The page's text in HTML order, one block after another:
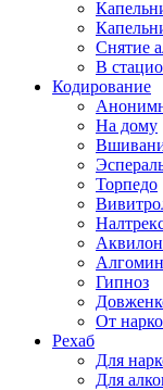
Снятие
В
Кодирование
На дому
Торпедо
Гипноз
От
Рехаб
Для
Для